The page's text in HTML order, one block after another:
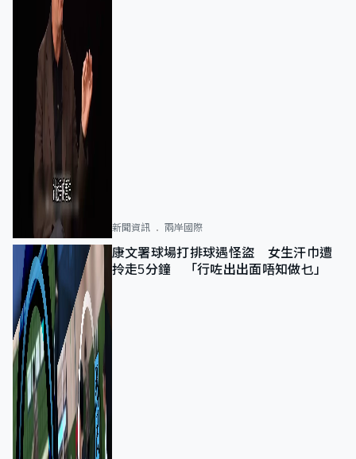
新聞資訊 兩岸國際
康文署球場打排球遇怪盜 女生汗巾遭
拎走5分鐘 「行咗出出面唔知做乜」